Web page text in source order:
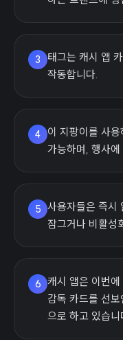
3
태그는 캐시 앱
작동합니다.
4
이 지팡이를 사
가능하며, 행사
5 사용자들은 즉시
잠그거나 비활성
6 캐시 앱은 이번
감독 카드를 선
으로 하고 있습니